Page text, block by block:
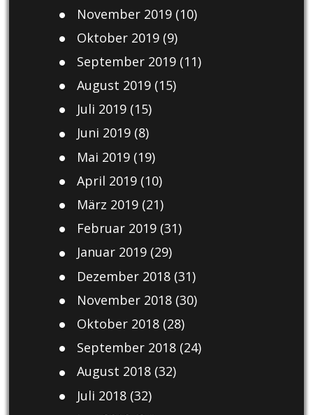
November 2019(10)
Oktober 2019(9)
September 2019(11)
August 2019(15)
Juli 2019(15)
Juni 2019(8)
Mai 2019(19)
April 2019(10)
März 2019(21)
Februar 2019(31)
Januar 2019(29)
Dezember 2018(31)
November 2018(30)
Oktober 2018(28)
September 2018(24)
August 2018(32)
Juli 2018(32)